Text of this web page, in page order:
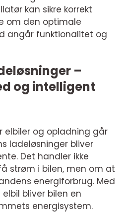
kan sikre korrekt
om den optimale
angår funktionalitet og
–
og intelligent
elbiler og opladning går
ladeløsninger bliver
Det handler ikke
strøm i bilen, men om at
energiforbrug. Med
bliver bilen en
energisystem.